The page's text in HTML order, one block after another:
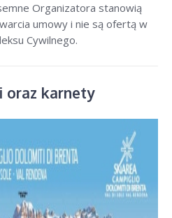
Organizatora stanowią
umowy i nie są ofertą w
Cywilnego.
oraz karnety